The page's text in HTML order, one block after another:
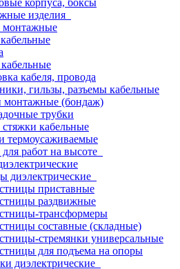
корпуса, боксы
изделия
монтажные
кабеля, провода
гильзы, разъемы кабельные
монтажные (бондаж)
трубки
кабельные
термоусаживаемые
работ на высоте
диэлектрические
приставные
раздвижные
трансформеры
составные (складные)
стремянки универсальные
для подъема на опоры
диэлектрические